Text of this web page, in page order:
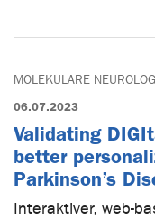
MOLEKULARE
06.07.2023
Validating
better
Parkinson’s
Interaktiver, web-